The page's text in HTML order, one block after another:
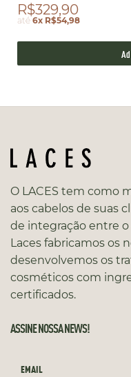
R$329,90
até6x R$54,98
O LACES tem como
aos cabelos de suas
de integração entre
Laces fabricamos os
desenvolvemos os
cosméticos com
certificados.
ASSINE NOSSA NEWS!
EMAIL